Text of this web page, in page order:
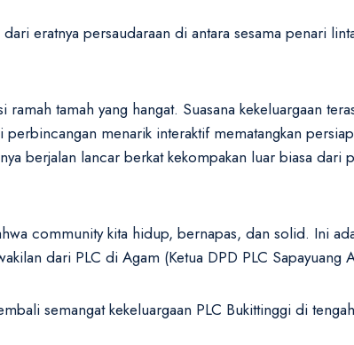
eratnya persaudaraan di antara sesama penari
tamah yang hangat. Suasana kekeluargaan
menarik interaktif mematangkan
berjalan lancar berkat kekompakan luar biasa dari
community kita hidup, bernapas, dan solid. Ini
dari PLC di Agam (Ketua DPD PLC Sapayuang
semangat kekeluargaan PLC Bukittinggi di